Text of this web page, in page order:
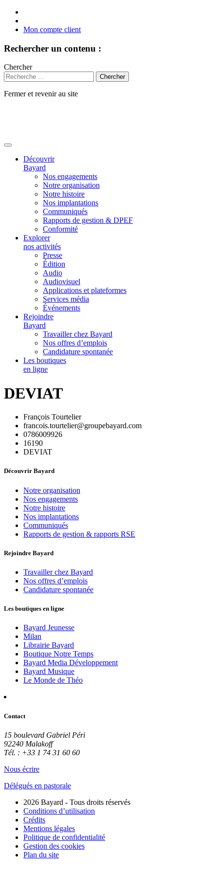
Mon compte client
Rechercher un contenu :
Chercher
Fermer et revenir au site
Découvrir
Bayard
Nos engagements
Notre organisation
Notre histoire
Nos implantations
Communiqués
Rapports de gestion & DPEF
Conformité
Explorer
nos activités
Presse
Édition
Audio
Audiovisuel
Applications et plateformes
Services média
Événements
Rejoindre
Bayard
Travailler chez Bayard
Nos offres d’emplois
Candidature spontanée
Les boutiques
en ligne
DEVIAT
François Tourtelier
francois.tourtelier@groupebayard.com
0786009926
16190
DEVIAT
Découvrir Bayard
Notre organisation
Nos engagements
Notre histoire
Nos implantations
Communiqués
Rapports de gestion & rapports RSE
Rejoindre Bayard
Travailler chez Bayard
Nos offres d’emplois
Candidature spontanée
Les boutiques en ligne
Bayard Jeunesse
Milan
Librairie Bayard
Boutique Notre Temps
Bayard Media Développement
Bayard Musique
Le Monde de Théo
Contact
15 boulevard Gabriel Péri
92240 Malakoff
Tél. : +33 1 74 31 60 60
Nous écrire
Délégués en pastorale
2026 Bayard - Tous droits réservés
Conditions d’utilisation
Crédits
Mentions légales
Politique de confidentialité
Gestion des cookies
Plan du site